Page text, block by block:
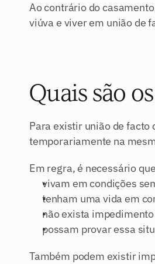
Ao contrário do
viúva e viver em união de
Quais são
Para existir união de
temporariamente na
Em regra, é necessário
vivam em condições
tenham uma vida em
não exista
possam provar essa
Também podem existir